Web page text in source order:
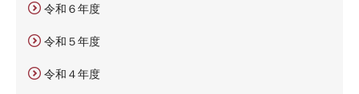
令和６年度
令和５年度
令和４年度